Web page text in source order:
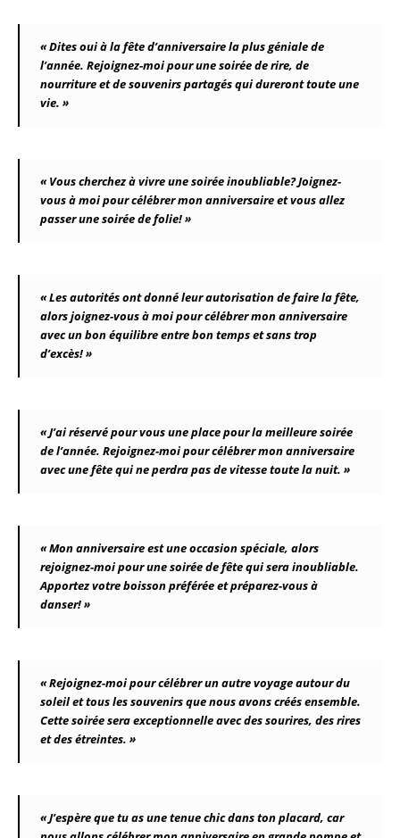
« Dites oui à la fête d’anniversaire la plus géniale de
l’année. Rejoignez-moi pour une soirée de rire, de
nourriture et de souvenirs partagés qui dureront toute une
vie. »
« Vous cherchez à vivre une soirée inoubliable? Joignez-
vous à moi pour célébrer mon anniversaire et vous allez
passer une soirée de folie! »
« Les autorités ont donné leur autorisation de faire la fête,
alors joignez-vous à moi pour célébrer mon anniversaire
avec un bon équilibre entre bon temps et sans trop
d’excès! »
« J’ai réservé pour vous une place pour la meilleure soirée
de l’année. Rejoignez-moi pour célébrer mon anniversaire
avec une fête qui ne perdra pas de vitesse toute la nuit. »
« Mon anniversaire est une occasion spéciale, alors
rejoignez-moi pour une soirée de fête qui sera inoubliable.
Apportez votre boisson préférée et préparez-vous à
danser! »
« Rejoignez-moi pour célébrer un autre voyage autour du
soleil et tous les souvenirs que nous avons créés ensemble.
Cette soirée sera exceptionnelle avec des sourires, des rires
et des étreintes. »
« J’espère que tu as une tenue chic dans ton placard, car